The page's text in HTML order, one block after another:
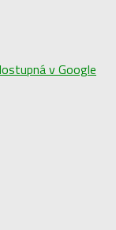
v Google